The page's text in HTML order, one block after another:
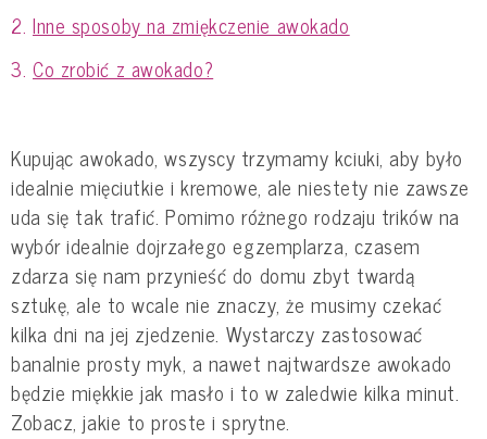
Inne sposoby na zmiękczenie awokado
Co zrobić z awokado?
Kupując awokado, wszyscy trzymamy kciuki, aby było
idealnie mięciutkie i kremowe, ale niestety nie zawsze
uda się tak trafić. Pomimo różnego rodzaju trików na
wybór idealnie dojrzałego egzemplarza, czasem
zdarza się nam przynieść do domu zbyt twardą
sztukę, ale to wcale nie znaczy, że musimy czekać
kilka dni na jej zjedzenie. Wystarczy zastosować
banalnie prosty myk, a nawet najtwardsze awokado
będzie miękkie jak masło i to w zaledwie kilka minut.
Zobacz, jakie to proste i sprytne.